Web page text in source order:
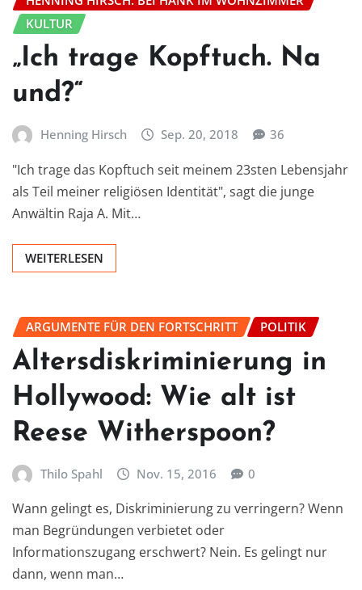
KULTUR
„Ich trage Kopftuch. Na
und?“
Henning Hirsch Sep. 20, 2018 36
"Ich trage das Kopftuch seit meinem 23sten Lebensjahr
als Teil meiner religiösen Identität", sagt die junge
Anwältin Raja A. Mit…
WEITERLESEN
ARGUMENTE FÜR DEN FORTSCHRITT POLITIK
Altersdiskriminierung in
Hollywood: Wie alt ist
Reese Witherspoon?
Thilo Spahl Nov. 15, 2016 0
Wann gelingt es, Diskriminierung zu verringern? Wenn
man Begründungen verbietet oder
Informationszugang erschwert? Nein. Es gelingt nur
dann, wenn man…